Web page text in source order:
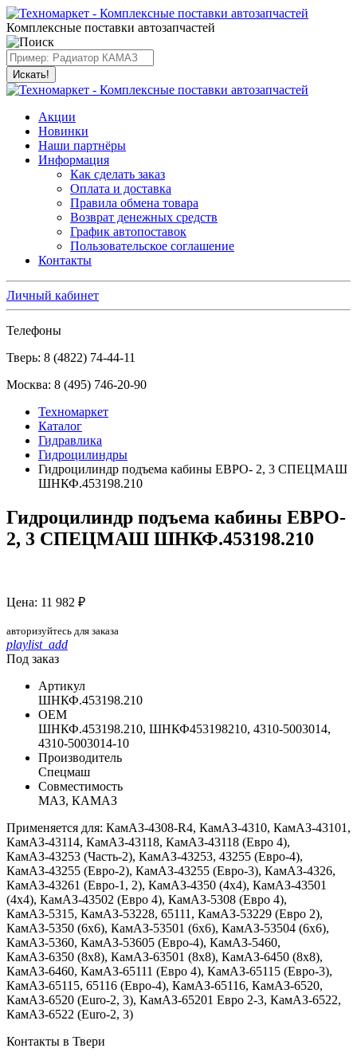
Комплексные поставки автозапчастей
Искать!
Акции
Новинки
Наши партнёры
Информация
Как сделать заказ
Оплата и доставка
Правила обмена товара
Возврат денежных средств
График автопоставок
Пользовательское соглашение
Контакты
Личный кабинет
Телефоны
Тверь: 8 (4822) 74-44-11
Москва: 8 (495) 746-20-90
Техномаркет
Каталог
Гидравлика
Гидроцилиндры
Гидроцилиндр подъема кабины ЕВРО- 2, 3 СПЕЦМАШ
ШНКФ.453198.210
Гидроцилиндр подъема кабины ЕВРО-
2, 3 СПЕЦМАШ ШНКФ.453198.210
Цена: 11 982 ₽
авторизуйтесь для заказа
playlist_add
Под заказ
Артикул
ШНКФ.453198.210
ОЕМ
ШНКФ.453198.210, ШНКФ453198210, 4310-5003014,
4310-5003014-10
Производитель
Спецмаш
Совместимость
МАЗ, КАМАЗ
Применяется для: КамАЗ-4308-R4, КамАЗ-4310, КамАЗ-43101,
КамАЗ-43114, КамАЗ-43118, КамАЗ-43118 (Евро 4),
КамАЗ-43253 (Часть-2), КамАЗ-43253, 43255 (Евро-4),
КамАЗ-43255 (Евро-2), КамАЗ-43255 (Евро-3), КамАЗ-4326,
КамАЗ-43261 (Евро-1, 2), КамАЗ-4350 (4х4), КамАЗ-43501
(4х4), КамАЗ-43502 (Евро 4), КамАЗ-5308 (Евро 4),
КамАЗ-5315, КамАЗ-53228, 65111, КамАЗ-53229 (Евро 2),
КамАЗ-5350 (6х6), КамАЗ-53501 (6х6), КамАЗ-53504 (6х6),
КамАЗ-5360, КамАЗ-53605 (Евро-4), КамАЗ-5460,
КамАЗ-6350 (8х8), КамАЗ-63501 (8х8), КамАЗ-6450 (8х8),
КамАЗ-6460, КамАЗ-65111 (Евро 4), КамАЗ-65115 (Евро-3),
КамАЗ-65115, 65116 (Евро-4), КамАЗ-65116, КамАЗ-6520,
КамАЗ-6520 (Euro-2, 3), КамАЗ-65201 Евро 2-3, КамАЗ-6522,
КамАЗ-6522 (Euro-2, 3)
Контакты в Твери